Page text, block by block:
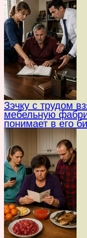
Зэчку с трудом
мебельную
понимает в его